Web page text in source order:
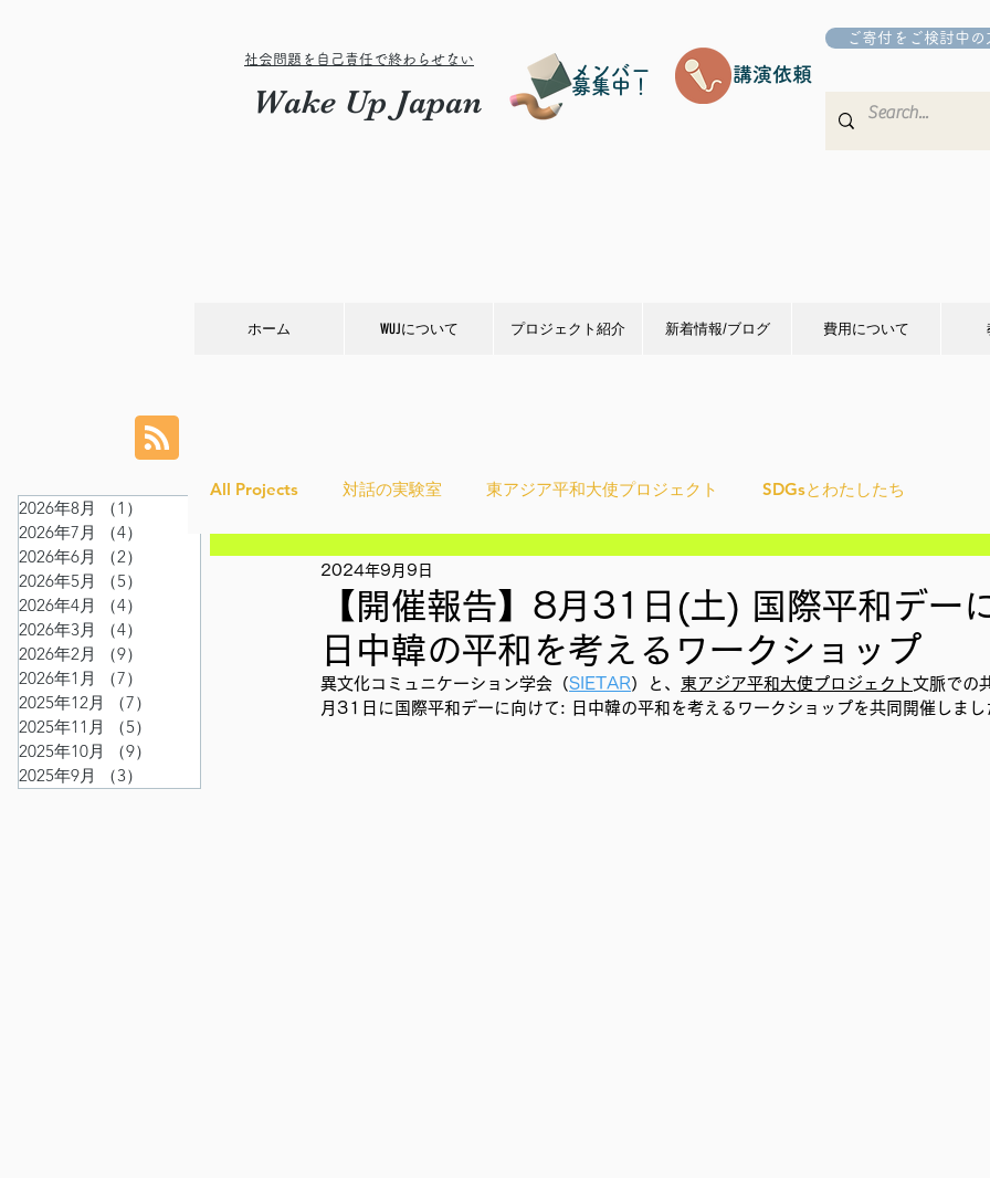
社会問題を自己責任で終わらせない
Wake Up Japan
メンバー
募集中！
講演依頼
ご寄付をご検討中の
ホーム WUJについて プロジェクト紹介 新着情報/ブログ 費用について
2026年8月 （1）
2026年7月
（4）
4件の記事
2026年6月
（2）
2件の記事
2026年5月
（5）
2026年4月
（4）
2026年3月
（4）
2026年2月
（9）
2026年1月
（7）
2025年12月
（7）
2025年11月
（5）
2025年10月
（9）
2025年9月
（3）
All Projects 対話の実験室 東アジア平和大使プロジェクト SDGsとわたしたち
Ethical＆Sustainably
IMPACT Japan studytour YouthCan CHANGE 社会を変えるムーブメント
【開催報告】8月31日(土) 国際平和デー
日中韓の平和を考えるワークショップ
2024年9月9日
異文化コミュニケーション学会（SIETAR）と、 東アジア平和大使プロジェクト 文脈での
月31日に国際平和デーに向けて: 日中韓の平和を考えるワークショップを共同開催しまし